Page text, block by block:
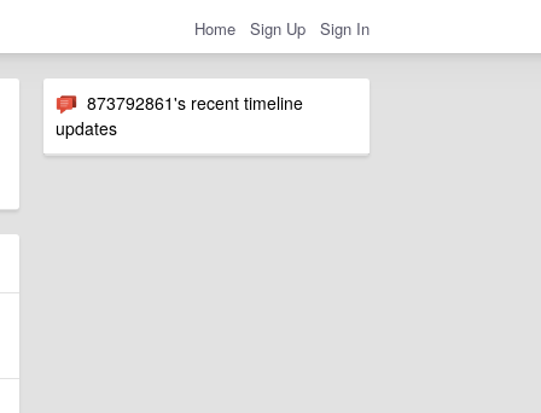
Home Sign Up Sign In
873792861's recent timeline
updates